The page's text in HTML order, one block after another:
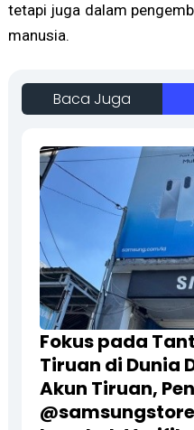
tetapi juga dalam
manusia.
Baca Juga
Fokus pada
Tiruan di Dunia
Akun Tiruan,